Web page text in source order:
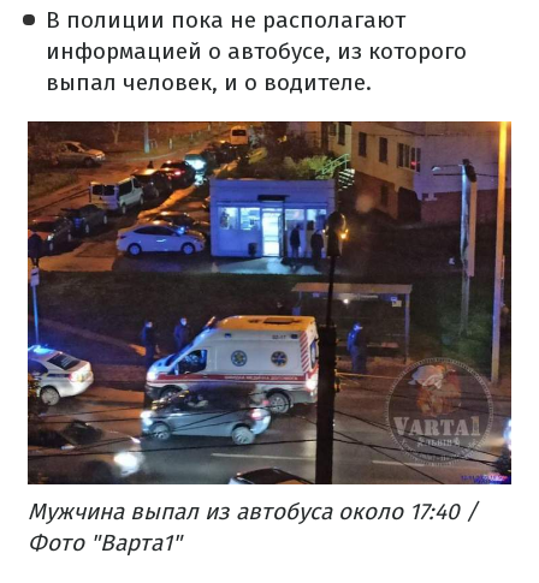
В полиции пока не располагают
информацией о автобусе, из которого
выпал человек, и о водителе.
Мужчина выпал из автобуса около 17:40 /
Фото "Варта1"